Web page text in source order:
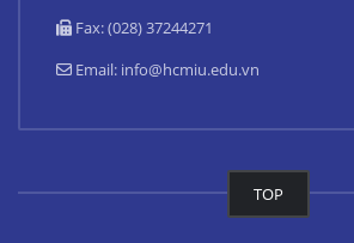
Fax: (028) 37244271
Email: info@hcmiu.edu.vn
TOP